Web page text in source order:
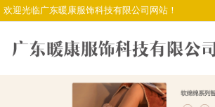
欢迎光临广东暖康服饰科技有限公司网站！